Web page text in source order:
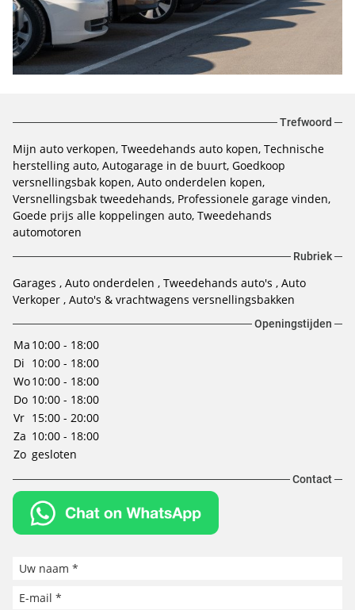
Trefwoord
Mijn auto verkopen Tweedehands auto kopen Technische
herstelling auto Autogarage in de buurt Goedkoop
versnellingsbak kopen Auto onderdelen kopen
Versnellingsbak tweedehands Professionele garage vinden
Goede prijs alle koppelingen auto Tweedehands
automotoren
Rubriek
Garages Auto onderdelen Tweedehands auto's
Auto
Verkoper Auto's & vrachtwagens versnellingsbakken
Openingstijden
Ma 10:00 - 18:00
Di 10:00 - 18:00
Wo10:00 - 18:00
Do 10:00 - 18:00
Vr 15:00 - 20:00
Za 10:00 - 18:00
Zo gesloten
Contact